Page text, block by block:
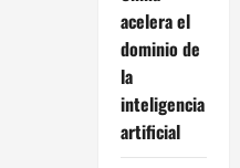
acelera el
dominio de
la
inteligencia
artificial